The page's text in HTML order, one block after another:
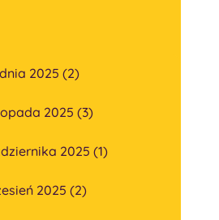
2025 (2)
2025 (3)
2025 (1)
2025 (2)